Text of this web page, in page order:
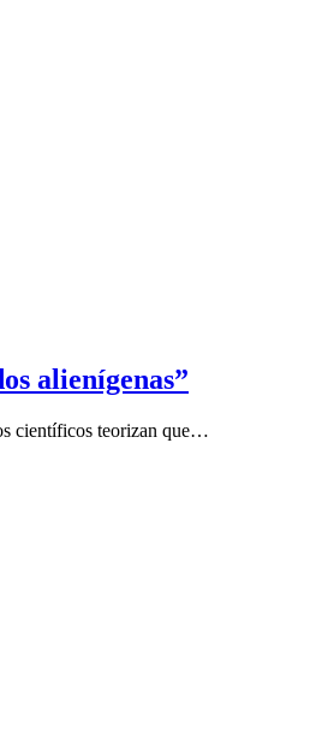
alienígenas”
científicos teorizan que…